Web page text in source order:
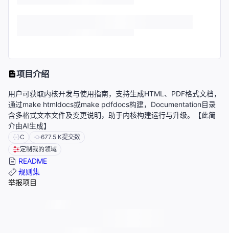
项目介绍
用户可获取内核开发与使用指南，支持生成HTML、PDF格式文档，
通过make htmldocs或make pdfdocs构建，Documentation目录
含多格式文本文件及变更说明，助于内核构建运行与升级。【此简
介由AI生成】
C 677.5 K提交数
定制我的领域
README
规则集
举报项目